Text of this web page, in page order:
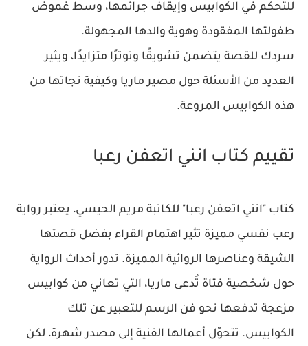
للتحكم في الكوابيس وإيقاف جرائمها، وسط غموض
طفولتها المفقودة وهوية والدها المجهولة.
سردك للقصة يتضمن تشويقًا وتوترًا متزايدًا، ويثير
العديد من الأسئلة حول مصير ماريا وكيفية نجاتها من
هذه الكوابيس المروعة.
تقييم كتاب انني اتعفن رعبا
كتاب "انني اتعفن رعبا" للكاتبة مريم الحيسي، يعتبر رواية
رعب نفسي مميزة تثير اهتمام القراء بفضل قصتها
الشيقة وعناصرها الروائية المميزة. تدور أحداث الرواية
حول شخصية فتاة تُدعى ماريا، التي تعاني من كوابيس
مزعجة تدفعها نحو فن الرسم للتعبير عن تلك
الكوابيس. تتحوّل أعمالها الفنية إلى مصدر شهرة، لكن